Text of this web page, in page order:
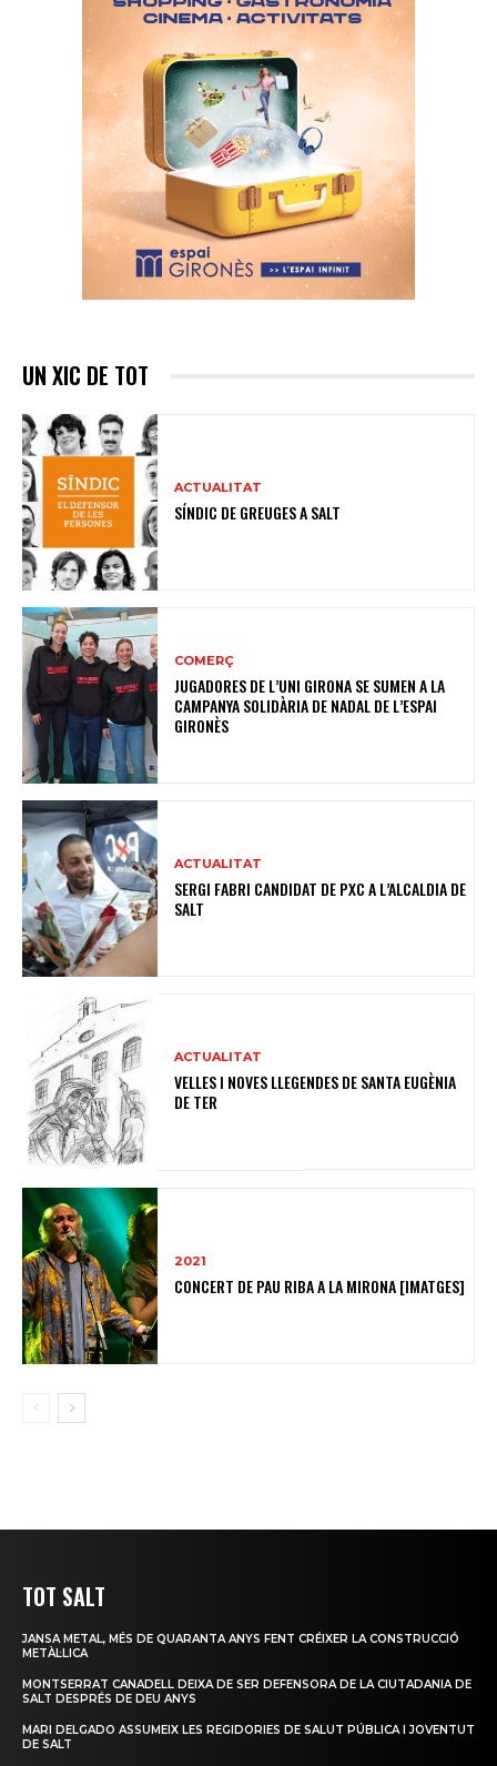
UN XIC DE TOT
ACTUALITAT
SÍNDIC DE GREUGES A SALT
COMERÇ
JUGADORES DE L’UNI GIRONA SE SUMEN A LA
CAMPANYA SOLIDÀRIA DE NADAL DE L’ESPAI
GIRONÈS
ACTUALITAT
SERGI FABRI CANDIDAT DE PXC A L’ALCALDIA DE
SALT
ACTUALITAT
VELLES I NOVES LLEGENDES DE SANTA EUGÈNIA
DE TER
2021
CONCERT DE PAU RIBA A LA MIRONA [IMATGES]
TOT SALT
JANSA METAL, MÉS DE QUARANTA ANYS FENT CRÉIXER LA CONSTRUCCIÓ
METÀL·LICA
MONTSERRAT CANADELL DEIXA DE SER DEFENSORA DE LA CIUTADANIA DE
SALT DESPRÉS DE DEU ANYS
MARI DELGADO ASSUMEIX LES REGIDORIES DE SALUT PÚBLICA I JOVENTUT
DE SALT